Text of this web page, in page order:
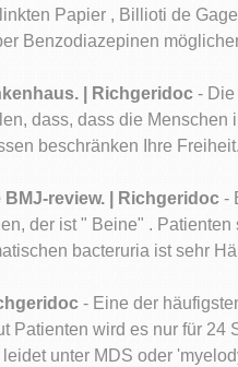
Papier , Billioti de
Benzodiazepinen
| Richgeridoc - Die
dass, dass die Menschen
beschränken Ihre
review. | Richgeridoc -
der ist " Beine" . Patienten
bacteruria ist sehr
- Eine der
Patienten wird es nur für 24
unter MDS oder